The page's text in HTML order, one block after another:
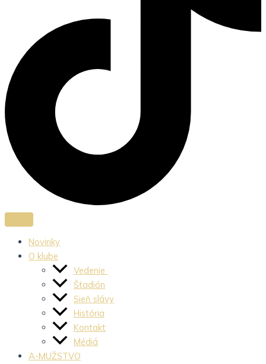
Novinky
O klube
Vedenie
Štadión
Sieň slávy
História
Kontakt
Médiá
A-MUŽSTVO